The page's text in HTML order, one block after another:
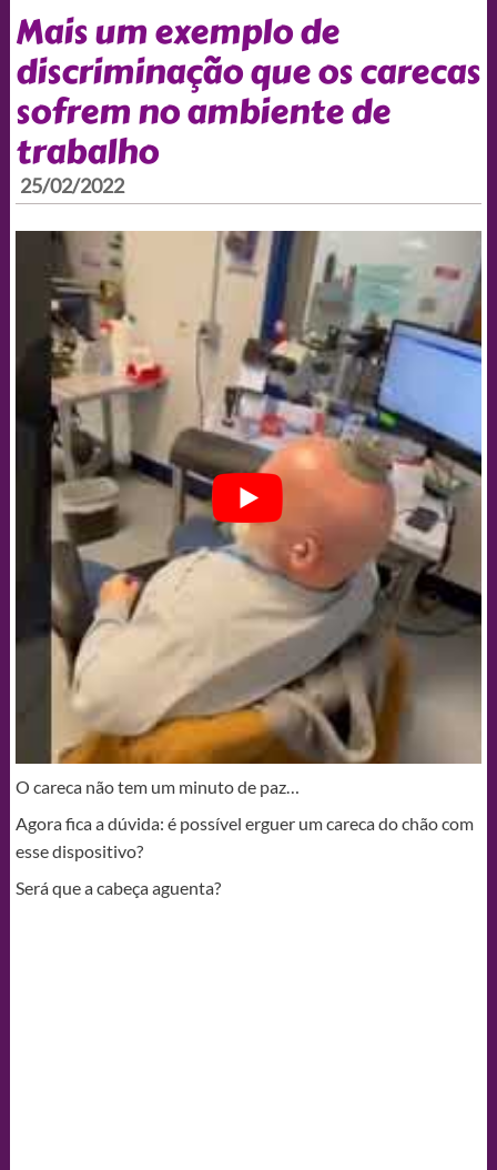
Mais um exemplo de
discriminação que os carecas
sofrem no ambiente de
trabalho
25/02/2022
O careca não tem um minuto de paz…
Agora fica a dúvida: é possível erguer um careca do chão com
esse dispositivo?
Será que a cabeça aguenta?